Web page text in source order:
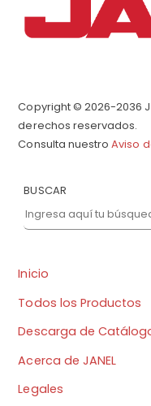
Copyright © 2026-2036
derechos reservados.
Consulta nuestroAviso
BUSCAR
Inicio
Todos los Productos
Descarga de
Acerca de JANEL
Legales